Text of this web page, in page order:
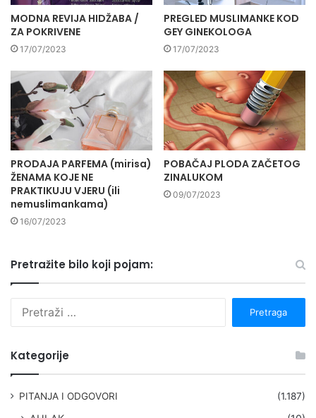
MODNA REVIJA HIDŽABA /
ZA POKRIVENE
17/07/2023
PREGLED MUSLIMANKE KOD
GEY GINEKOLOGA
17/07/2023
PRODAJA PARFEMA (mirisa)
ŽENAMA KOJE NE
PRAKTIKUJU VJERU (ili
nemuslimankama)
16/07/2023
POBAČAJ PLODA ZAČETOG
ZINALUKOM
09/07/2023
Pretražite bilo koji pojam:
Kategorije
PITANJA I ODGOVORI (1.187)